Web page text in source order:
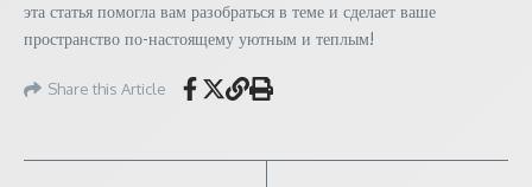
эта статья помогла вам разобраться в теме и сделает ваше
пространство по-настоящему уютным и теплым!
Share this Article